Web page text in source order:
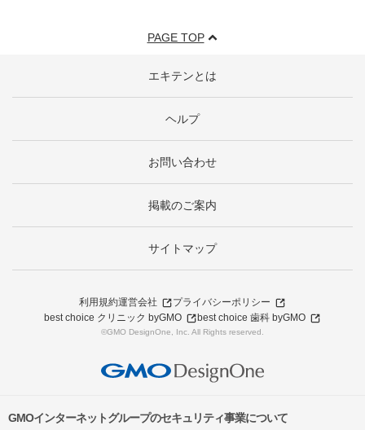
PAGE TOP
エキテンとは
ヘルプ
お問い合わせ
掲載のご案内
サイトマップ
利用規約運営会社
プライバシーポリシー
best choice クリニック byGMO
best choice 歯科 byGMO
©GMO DesignOne, Inc. All Rights reserved.
GMOインターネットグループのセキュリティ事業について